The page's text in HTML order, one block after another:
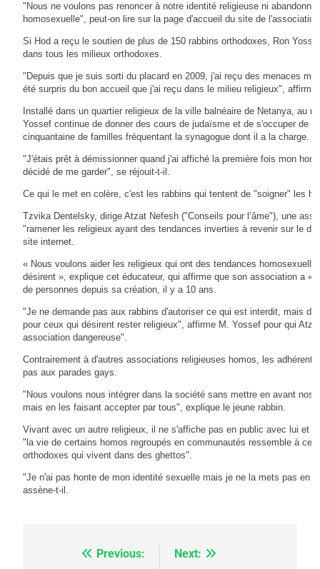
"Nous ne voulons pas renoncer à notre identité religieuse ni
homosexuelle", peut-on lire sur la page d'accueil du site de
Si Hod a reçu le soutien de plus de 150 rabbins orthodoxes, Ron
dans tous les milieux orthodoxes.
"Depuis que je suis sorti du placard en 2009, j'ai reçu des menaces
été surpris du bon accueil que j'ai reçu dans le milieu religieux",
Installé dans un quartier religieux de la ville balnéaire de Netanya, au
Yossef continue de donner des cours de judaïsme et de s'occuper de
cinquantaine de familles fréquentant la synagogue dont il a la charge.
"J'étais prêt à démissionner quand j'ai affiché la première fois mon
décidé de me garder", se réjouit-t-il.
Ce qui le met en colère, c'est les rabbins qui tentent de "soigner" les
Tzvika Dentelsky, dirige Atzat Nefesh ("Conseils pour l’âme"), une
"ramener les religieux ayant des tendances inverties à revenir sur le
site internet.
« Nous voulons aider les religieux qui ont des tendances
désirent », explique cet éducateur, qui affirme que son association a «
de personnes depuis sa création, il y a 10 ans.
"Je ne demande pas aux rabbins d'autoriser ce qui est interdit, mais de
pour ceux qui désirent rester religieux", affirme M. Yossef pour qui
association dangereuse".
Contrairement à d'autres associations religieuses homos, les
pas aux parades gays.
"Nous voulons nous intégrer dans la société sans mettre en avant nos
mais en les faisant accepter par tous", explique le jeune rabbin.
Vivant avec un autre religieux, il ne s'affiche pas en public avec lui et
"la vie de certains homos regroupés en communautés ressemble à
orthodoxes qui vivent dans des ghettos".
"Je n'ai pas honte de mon identité sexuelle mais je ne la mets pas en
assène-t-il.
NavigationPrevious:
Next: